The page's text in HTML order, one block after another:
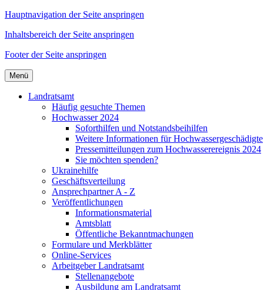
Hauptnavigation der Seite anspringen
Inhaltsbereich der Seite anspringen
Footer der Seite anspringen
Menü
Landratsamt
Häufig gesuchte Themen
Hochwasser 2024
Soforthilfen und Notstandsbeihilfen
Weitere Informationen für Hochwassergeschädigte
Pressemitteilungen zum Hochwasserereignis 2024
Sie möchten spenden?
Ukrainehilfe
Geschäftsverteilung
Ansprechpartner A - Z
Veröffentlichungen
Informationsmaterial
Amtsblatt
Öffentliche Bekanntmachungen
Formulare und Merkblätter
Online-Services
Arbeitgeber Landratsamt
Stellenangebote
Ausbildung am Landratsamt